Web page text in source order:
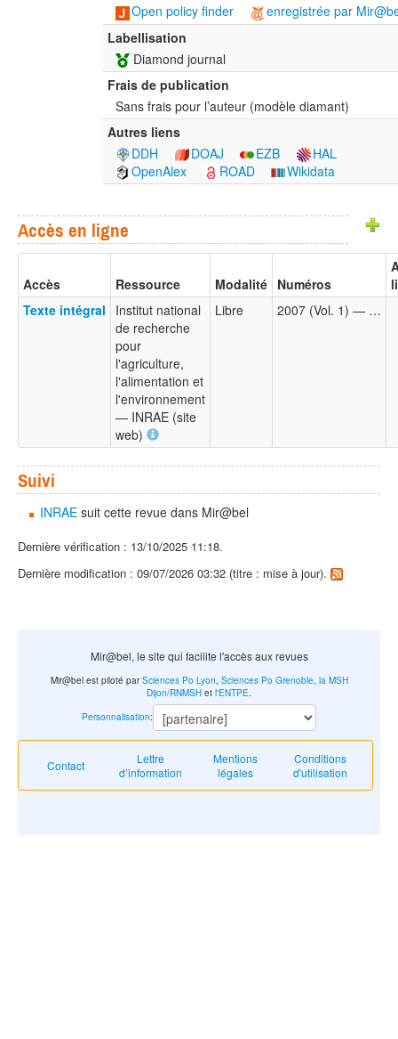
Open policy finder
enregistrée par
Labellisation
Diamond journal
Frais de publication
Sans frais pour l’auteur (modèle diamant)
Autres liens
DDH
DOAJ EZB
HAL
OpenAlex
ROAD Wikidata
Accès en ligne
Accès Ressource Modalité Numéros
Texte intégral
Institut national
de recherche
pour
l'agriculture,
l'alimentation et
l'environnement
— INRAE (site
web)
Libre 2007 (Vol. 1) — …
Suivi
INRAE suit cette revue dans Mir@bel
Dernière vérification : 13/10/2025 11:18.
Dernière modification : 09/07/2026 03:32 (titre : mise à jour).
Mir@bel, le site qui facilite l'accès aux revues
Contact
Lettre
d’information
Mentions
légales
Conditions
d'utilisation
Mir@bel est piloté parSciences Po Lyon, Sciences Po Grenoble, la MSH
Dijon/RNMSH et l'ENTPE.
Personnalisation: